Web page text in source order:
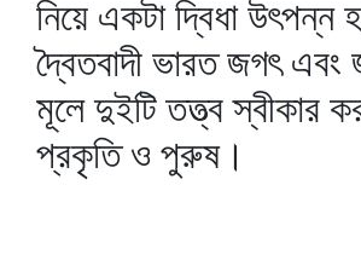
নিয়ে একটা দ্বিধা
দ্বৈতবাদী ভারত জগৎ
মূলে দুইটি তত্ত্ব স্বীকার
প্রকৃতি ও পুরুষ।